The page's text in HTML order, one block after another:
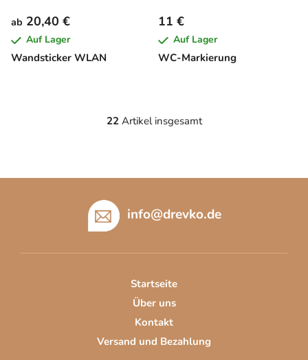
Wandsticker WLAN
ab 20,40 €
Auf Lager
WC-Markierung
11 €
Auf Lager
S
e
e
e
n
t
e
d
22Artikel insgesamt
info@drevko.de
Startseite
Über uns
Kontakt
Versand und Bezahlung